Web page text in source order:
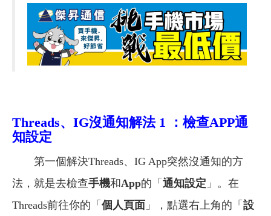
Threads、IG沒通知解法 1 ：檢查APP通
知設定
第一個解決Threads、IG App突然沒通知的方
法，就是去檢查手機和App的「 通知設定 」。在
Threads前往你的「 個人頁面 」，點選右上角的「 設